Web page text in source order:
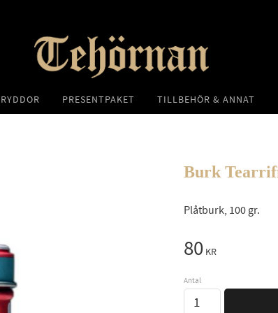
PRESENTPAKET TILLBEHÖR & ANNAT
Burk
Plåtburk, 100 gr.
80KR
Antal